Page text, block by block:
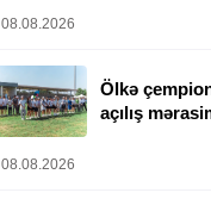
08.08.2026
Ölkə
açılış
08.08.2026